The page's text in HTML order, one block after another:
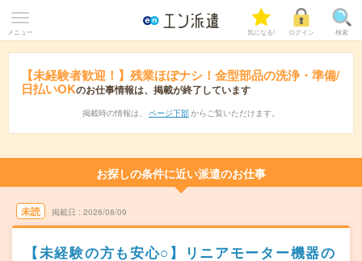
メニュー 気になる! ログイン 検索
【未経験者歓迎！】残業ほぼナシ！金型部品の洗浄・準備/
日払いOKのお仕事情報は、掲載が終了しています
掲載時の情報は、 ページ下部 からご覧いただけます。
お探しの条件に近い派遣のお仕事
未読 掲載日 2026/08/09
【未経験の方も安心○】リニアモーター機器の